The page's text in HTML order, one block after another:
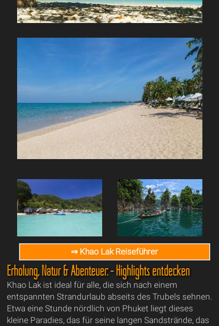
⇒ Khao Lak Reiseführer
Erholung, Natur & Abenteuer: - Highlights entdecken
Khao Lak ist ideal für alle, die sich nach einem
entspannten Strandurlaub abseits des Trubels sehnen.
Etwa eine Stunde nördlich von Phuket liegt dieses
kleine Paradies, das für seine langen Sandstrände, das